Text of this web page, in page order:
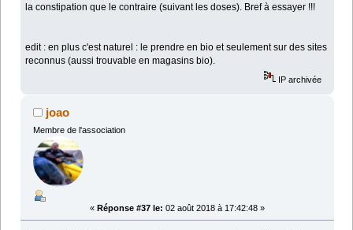
la constipation que le contraire (suivant les doses). Bref à essayer !!!
edit : en plus c'est naturel : le prendre en bio et seulement sur des sites
reconnus (aussi trouvable en magasins bio).
IP archivée
joao
Membre de l'association
« Réponse #37 le: 02 août 2018 à 17:42:48 »